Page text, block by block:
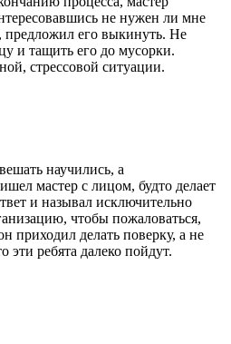
не нужен ли мне
предложил его выкинуть. Не
и тащить его до мусорки.
стрессовой ситуации.
научились, а
мастер с лицом, будто делает
и называл исключительно
чтобы пожаловаться,
приходил делать поверку, а не
ребята далеко пойдут.